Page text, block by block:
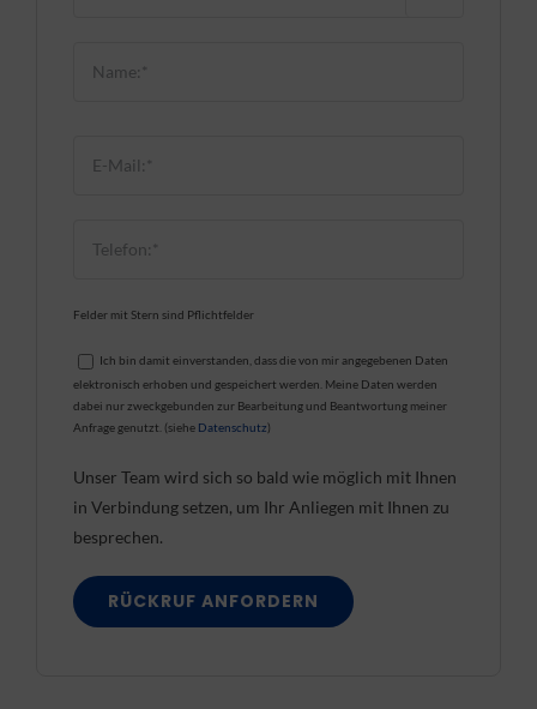
Felder mit Stern sind Pflichtfelder
Ich bin damit einverstanden, dass die von mir angegebenen Daten
elektronisch erhoben und gespeichert werden. Meine Daten werden
dabei nur zweckgebunden zur Bearbeitung und Beantwortung meiner
Anfrage genutzt. (siehe Datenschutz)
Unser Team wird sich so bald wie möglich mit Ihnen
in Verbindung setzen, um Ihr Anliegen mit Ihnen zu
besprechen.